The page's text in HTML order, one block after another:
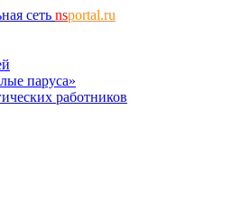
сеть nsportal.ru
паруса»
работников